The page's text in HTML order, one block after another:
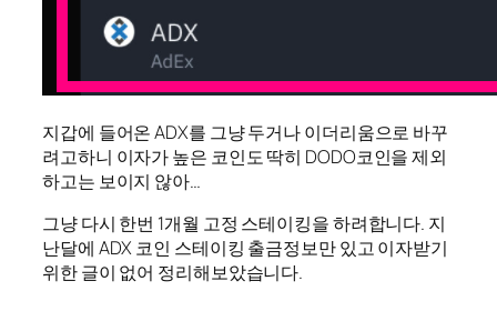
지갑에 들어온 ADX를 그냥 두거나 이더리움으로 바꾸
려고하니 이자가 높은 코인도 딱히 DODO코인을 제외
하고는 보이지 않아…
그냥 다시 한번 1개월 고정 스테이킹을 하려합니다. 지
난달에 ADX 코인 스테이킹 출금정보만 있고 이자받기
위한 글이 없어 정리해보았습니다.